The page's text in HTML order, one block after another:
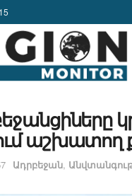
աշխատող
Ադրբեջան,